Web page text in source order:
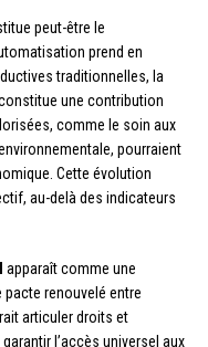
peut-être le
prend en
traditionnelles, la
une contribution
comme le soin aux
pourraient
Cette évolution
au-delà des indicateurs
apparaît comme une
renouvelé entre
articuler droits et
l’accès universel aux